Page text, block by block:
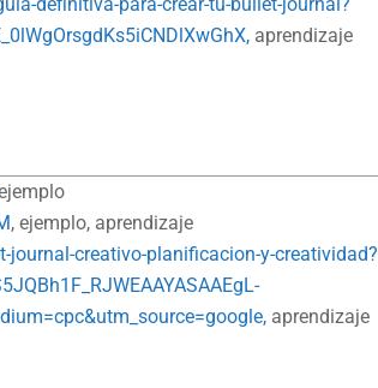
aprendizaje
, ejemplo, aprendizaje
creativo-planificacion-y-creatividad?
aprendizaje